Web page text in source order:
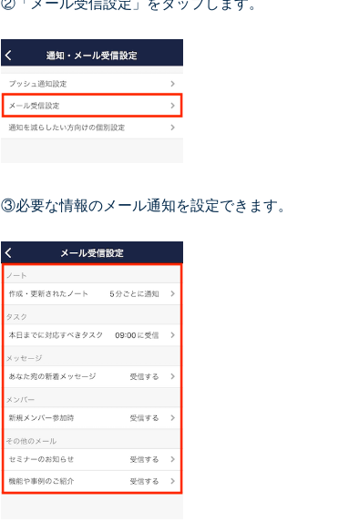
②「メール受信設定」をタップします。
③必要な情報のメール通知を設定できます。